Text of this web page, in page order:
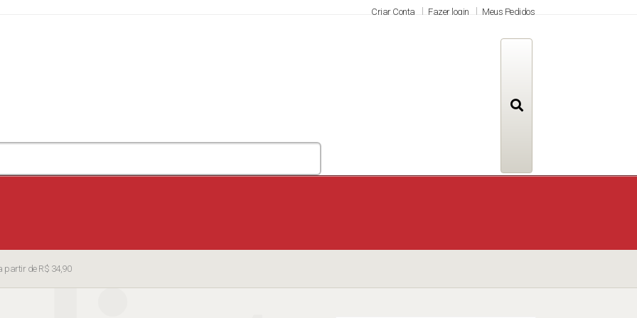
Criar Conta Fazer login Meus Pedidos
partir de R$ 34,90